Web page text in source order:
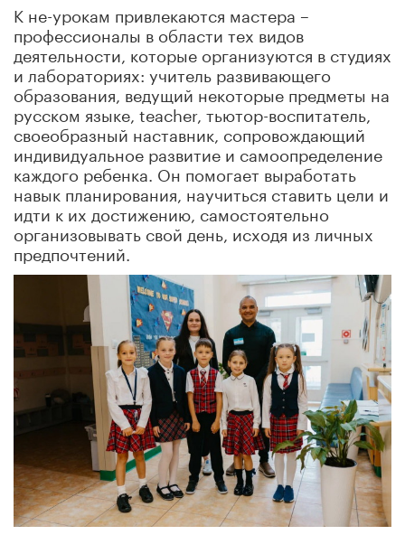
К не-урокам привлекаются мастера –
профессионалы в области тех видов
деятельности, которые организуются в студиях
и лабораториях: учитель развивающего
образования, ведущий некоторые предметы на
русском языке, teacher, тьютор-воспитатель,
своеобразный наставник, сопровождающий
индивидуальное развитие и самоопределение
каждого ребенка. Он помогает выработать
навык планирования, научиться ставить цели и
идти к их достижению, самостоятельно
организовывать свой день, исходя из личных
предпочтений.